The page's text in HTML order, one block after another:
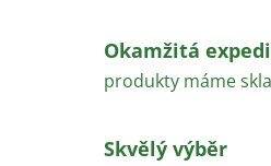
Okamžitá
produkty máme
Skvělý výběr